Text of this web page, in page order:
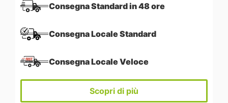
Consegna Standard in 48 ore
Consegna Locale Standard
Consegna Locale Veloce
Scopri di più